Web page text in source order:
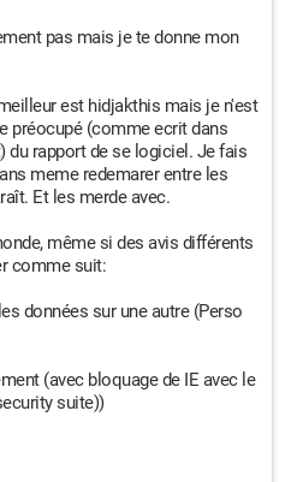
pas mais je te donne mon
est hidjakthis mais je n'est
préocupé (comme ecrit dans
rapport de se logiciel. Je fais
meme redemarer entre les
Et les merde avec.
même si des avis différents
comme suit:
données sur une autre (Perso
(avec bloquage de IE avec le
suite))